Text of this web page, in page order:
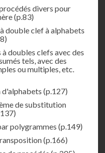
divers pour
(p.83)
double clef à alphabets
doubles clefs avec des
tels, avec des
ou multiples, etc.
(p.127)
de substitution
polygrammes (p.149)
(p.166)